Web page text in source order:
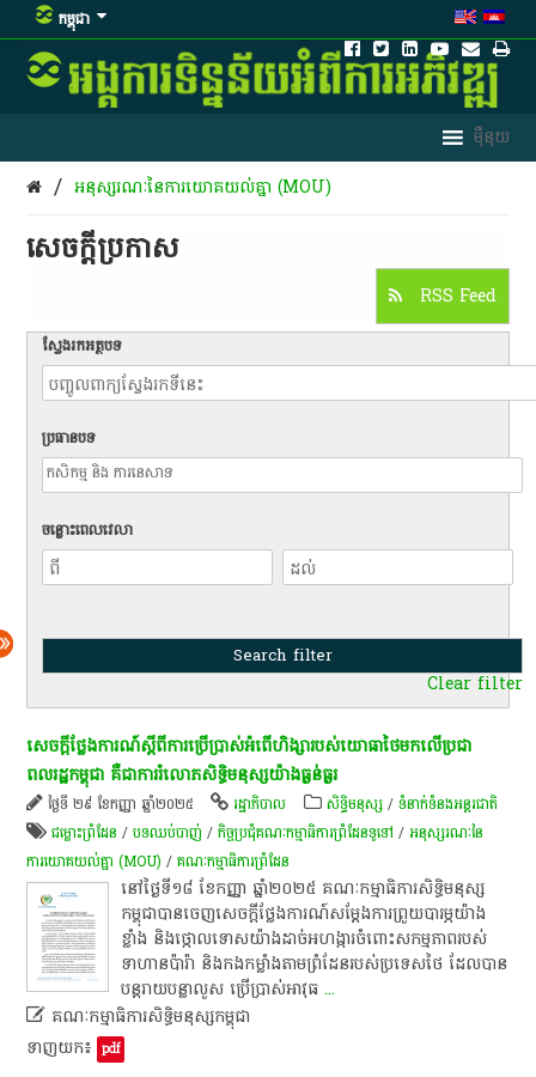
កម្ពុជា
/ អនុស្សរណៈនៃការយោគយល់គ្នា (MOU)
សេចក្តីប្រកាស
RSS Feed
ស្វែងរកអត្ថបទ
ប្រធានបទ
ចន្លោះពេលវេលា
Clear filter
​សេចក្តីថ្លែងការណ៍​ស្តី​ពី​ការ​ប្រើប្រាស់​អំពើ​ហិង្សា​របស់​យោធា​ថៃ​មក​លើ​ប្រជា
ពលរដ្ឋ​កម្ពុជា​ គឺជា​ការ​រំលោភសិទ្ធិ​មនុស្ស​យ៉ាងធ្ងន់ធ្ងរ​
ថ្ងៃទី ២៩ ខែកញ្ញា ឆ្នាំ២០២៥ រដ្ឋាភិបាល សិទ្ធិមនុស្ស /ទំនាក់ទំនងអន្តរជាតិ
ជម្លោះព្រំដែន /បទ​ឈប់​បាញ់ /កិច្ច​ប្រជុំគណៈកម្មាធិការព្រំដែនទូទៅ /អនុស្សរណៈនៃ
ការយោគយល់គ្នា (MOU) /គណៈកម្មាធិការព្រំដែន
​នៅ​ថ្ងៃ​ទី​១៨​ ខែកញ្ញា​ ឆ្នាំ​២០២៥​ គណៈកម្មាធិការ​សិទ្ធិ​មនុស្ស​
កម្ពុជា​បាន​ចេញ​សេចក្តីថ្លែងការណ៍​សម្តែង​ការ​ព្រួយបារម្ភ​យ៉ាង​
ខ្លាំង​ និង​ថ្កោលទោស​យ៉ាង​ដាច់អហង្ការ​ចំពោះ​សកម្មភាព​របស់​
ទាហាន​ប៉ា​រ៉ា​ និង​កងកម្លាំង​តាម​ព្រំដែន​របស់​ប្រទេស​ថៃ​ ដែល​បាន​
បន្ត​រាយ​បន្លា​លួស​ ប្រើប្រាស់​អាវុធ ...
 គណៈកម្មាធិការសិទ្ធិមនុស្សកម្ពុជា
ទាញយក៖ pdf